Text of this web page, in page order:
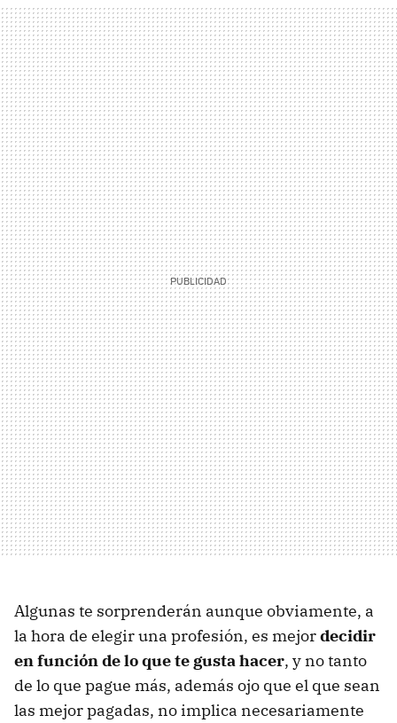
Algunas te sorprenderán aunque obviamente, a
la hora de elegir una profesión, es mejordecidir
en función de lo que te gusta hacer, y no tanto
de lo que pague más, además ojo que el que sean
las mejor pagadas, no implica necesariamente